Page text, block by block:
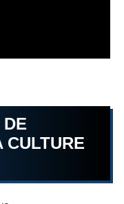
CULTURE